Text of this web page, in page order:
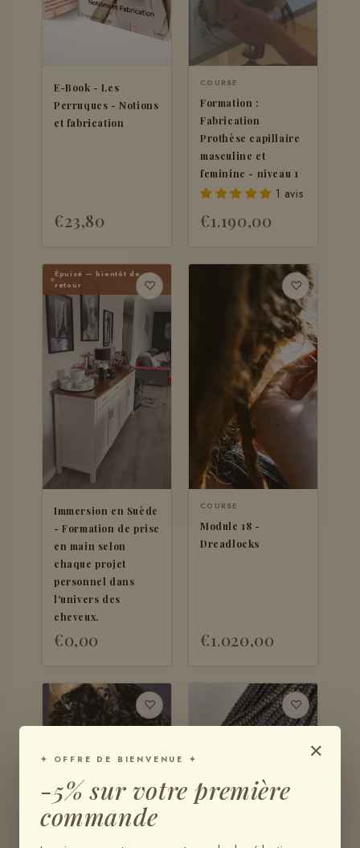
+ AJOUTER
E-Book - Les
Perruques - Notions
et fabrication
€23,80
COURSE
Formation :
Fabrication
Prothèse capillaire
masculine et
feminine - niveau 1
1 avis
€1.190,00
Épuisé — bientôt de
retour
♡
Immersion en Suède
- Formation de prise
en main selon
chaque projet
personnel dans
l'univers des
cheveux.
€0,00
♡
COURSE
Module 18 -
Dreadlocks
€1.020,00
♡ ♡
×
✦ OFFRE DE BIENVENUE ✦
-5% sur votre première
commande